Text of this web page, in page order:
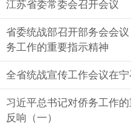
江苏省委常委会召开会议
省委统战部召开部务会会
务工作的重要指示精神
全省统战宣传工作会议在
习近平总书记对侨务工作
反响（一）